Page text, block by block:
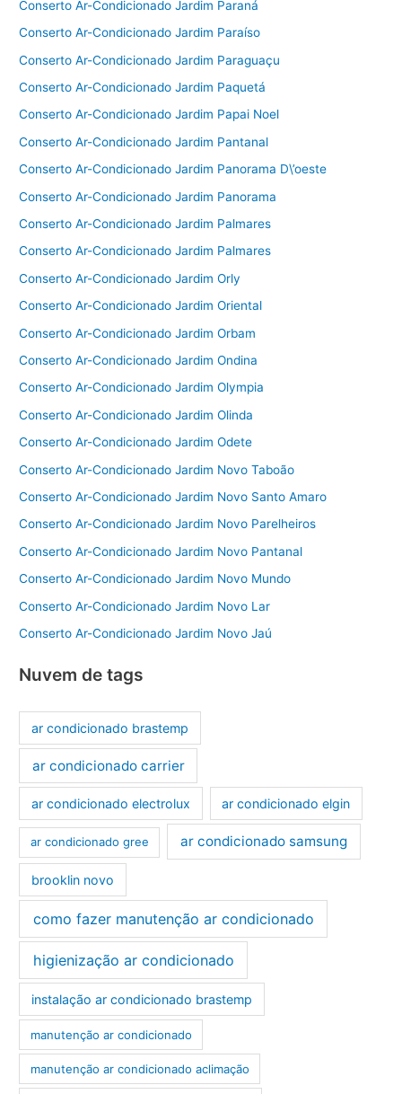
Conserto Ar-Condicionado Jardim Paraná
Conserto Ar-Condicionado Jardim Paraíso
Conserto Ar-Condicionado Jardim Paraguaçu
Conserto Ar-Condicionado Jardim Paquetá
Conserto Ar-Condicionado Jardim Papai Noel
Conserto Ar-Condicionado Jardim Pantanal
Conserto Ar-Condicionado Jardim Panorama D\’oeste
Conserto Ar-Condicionado Jardim Panorama
Conserto Ar-Condicionado Jardim Palmares
Conserto Ar-Condicionado Jardim Palmares
Conserto Ar-Condicionado Jardim Orly
Conserto Ar-Condicionado Jardim Oriental
Conserto Ar-Condicionado Jardim Orbam
Conserto Ar-Condicionado Jardim Ondina
Conserto Ar-Condicionado Jardim Olympia
Conserto Ar-Condicionado Jardim Olinda
Conserto Ar-Condicionado Jardim Odete
Conserto Ar-Condicionado Jardim Novo Taboão
Conserto Ar-Condicionado Jardim Novo Santo Amaro
Conserto Ar-Condicionado Jardim Novo Parelheiros
Conserto Ar-Condicionado Jardim Novo Pantanal
Conserto Ar-Condicionado Jardim Novo Mundo
Conserto Ar-Condicionado Jardim Novo Lar
Conserto Ar-Condicionado Jardim Novo Jaú
Nuvem de tags
ar condicionado brastemp
ar condicionado carrier
ar condicionado electrolux ar condicionado elgin
ar condicionado gree ar condicionado samsung
brooklin novo
como fazer manutenção ar condicionado
higienização ar condicionado
instalação ar condicionado brastemp
manutenção ar condicionado
manutenção ar condicionado aclimação